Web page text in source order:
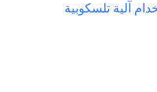
آلية تلسكوبية